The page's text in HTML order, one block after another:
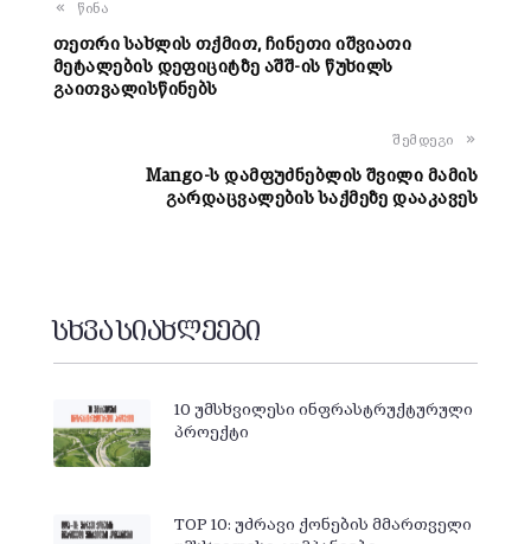
წინა
თეთრი სახლის თქმით, ჩინეთი იშვიათი
მეტალების დეფიციტზე აშშ-ის წუხილს
გაითვალისწინებს
შემდეგი
Mango-ს დამფუძნებლის შვილი მამის
გარდაცვალების საქმეზე დააკავეს
სხვა სიახლეები
10 უმსხვილესი ინფრასტრუქტურული
პროექტი
TOP 10: უძრავი ქონების მმართველი